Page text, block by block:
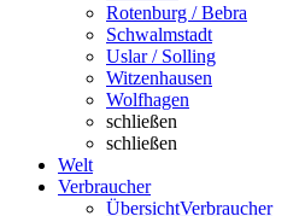
Rotenburg / Bebra
Schwalmstadt
Uslar / Solling
Witzenhausen
Wolfhagen
schließen
schließen
Welt
Verbraucher
ÜbersichtVerbraucher